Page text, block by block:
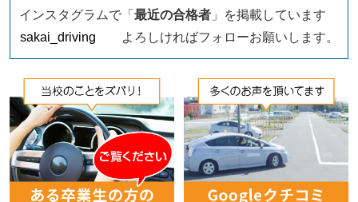
インスタグラムで「最近の合格者 」を掲載しています
sakai_driving よろしければフォローお願いします。